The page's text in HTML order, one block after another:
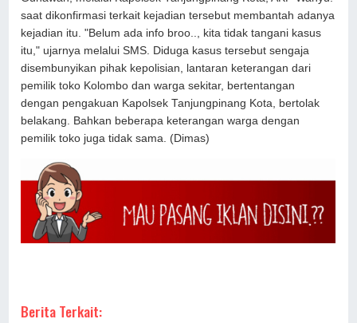
saat dikonfirmasi terkait kejadian tersebut membantah adanya
kejadian itu. "Belum ada info broo.., kita tidak tangani kasus
itu," ujarnya melalui SMS. Diduga kasus tersebut sengaja
disembunyikan pihak kepolisian, lantaran keterangan dari
pemilik toko Kolombo dan warga sekitar, bertentangan
dengan pengakuan Kapolsek Tanjungpinang Kota, bertolak
belakang. Bahkan beberapa keterangan warga dengan
pemilik toko juga tidak sama. (Dimas)
Berita Terkait: